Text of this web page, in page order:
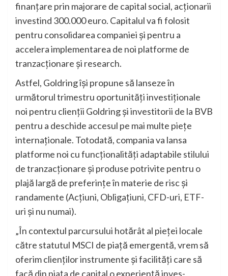
finanțare prin majorare de capital social, acționarii
investind 300.000 euro. Capitalul va fi folosit
pentru consolidarea companiei și pentru a
accelera implementarea de noi platforme de
tranzacționare și research.
Astfel, Goldring își propune să lanseze în
următorul trimestru oportunități investiționale
noi pentru clienții Goldring și investitorii de la BVB
pentru a deschide accesul pe mai multe piețe
internaționale. Totodată, compania va lansa
platforme noi cu funcționalități adaptabile stilului
de tranzacționare și produse potrivite pentru o
plajă largă de preferințe în materie de risc și
randamente (Acțiuni, Obligațiuni, CFD-uri, ETF-
uri și nu numai).
„În contextul parcursului hotărât al pieței locale
către statutul MSCI de piață emergentă, vrem să
oferim clienților instrumente și facilități care să
facă din piața de capital o experiență inves-